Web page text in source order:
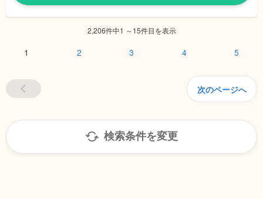
2,206件中1 ～15件目を表示
1 2 3 4 5
次のページへ
検索条件を変更